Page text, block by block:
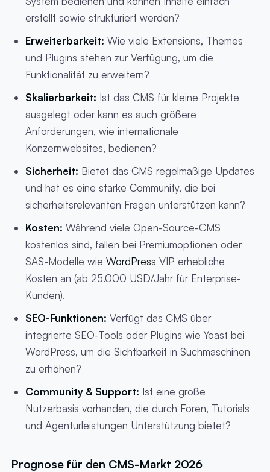
erstellt sowie strukturiert werden?
Erweiterbarkeit: Wie viele Extensions, Themes
und Plugins stehen zur Verfügung, um die
Funktionalität zu erweitern?
Skalierbarkeit: Ist das CMS für kleine Projekte
ausgelegt oder kann es auch größere
Anforderungen, wie internationale
Konzernwebsites, bedienen?
Sicherheit: Bietet das CMS regelmäßige Updates
und hat es eine starke Community, die bei
sicherheitsrelevanten Fragen unterstützen kann?
Kosten: Während viele Open-Source-CMS
kostenlos sind, fallen bei Premiumoptionen oder
SAS-Modelle wie WordPress VIP erhebliche
Kosten an (ab 25.000 USD/Jahr für Enterprise-
Kunden).
SEO-Funktionen: Verfügt das CMS über
integrierte SEO-Tools oder Plugins wie Yoast bei
WordPress, um die Sichtbarkeit in Suchmaschinen
zu erhöhen?
Community & Support: Ist eine große
Nutzerbasis vorhanden, die durch Foren, Tutorials
und Agenturleistungen Unterstützung bietet?
Prognose für den CMS-Markt 2026